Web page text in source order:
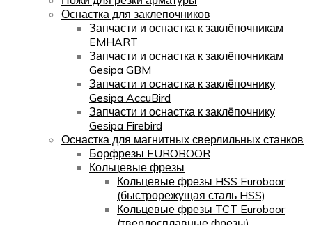
Оснастка для заклепочников
Запчасти и оснастка к заклёпочникам
EMHART
Запчасти и оснастка к заклёпочникам
Gesipa GBM
Запчасти и оснастка к заклёпочнику
Gesipa AccuBird
Запчасти и оснастка к заклёпочнику
Gesipa Firebird
Оснастка для магнитных сверлильных станков
Борфрезы EUROBOOR
Кольцевые фрезы
Кольцевые фрезы HSS Euroboor
(быстрорежущая сталь HSS)
Кольцевые фрезы TCT Euroboor